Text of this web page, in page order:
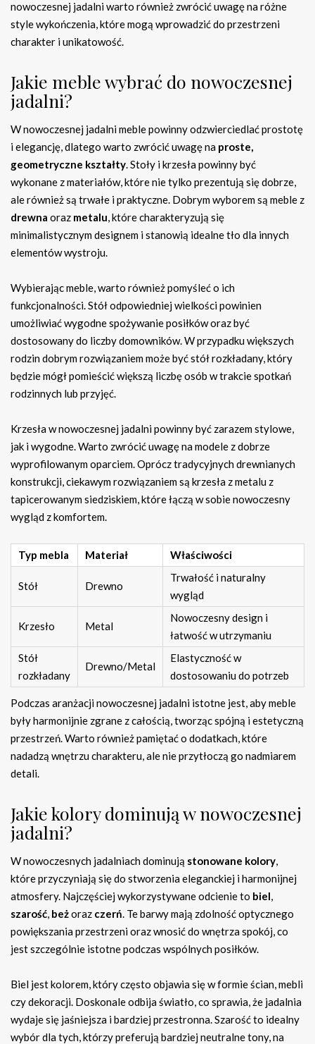
nowoczesnej jadalni warto również zwrócić uwagę na różne
style wykończenia, które mogą wprowadzić do przestrzeni
charakter i unikatowość.
Jakie meble wybrać do nowoczesnej
jadalni?
W nowoczesnej jadalni meble powinny odzwierciedlać prostotę
i elegancję, dlatego warto zwrócić uwagę na proste,
geometryczne kształty. Stoły i krzesła powinny być
wykonane z materiałów, które nie tylko prezentują się dobrze,
ale również są trwałe i praktyczne. Dobrym wyborem są meble z
drewna oraz metalu, które charakteryzują się
minimalistycznym designem i stanowią idealne tło dla innych
elementów wystroju.
Wybierając meble, warto również pomyśleć o ich
funkcjonalności. Stół odpowiedniej wielkości powinien
umożliwiać wygodne spożywanie posiłków oraz być
dostosowany do liczby domowników. W przypadku większych
rodzin dobrym rozwiązaniem może być stół rozkładany, który
będzie mógł pomieścić większą liczbę osób w trakcie spotkań
rodzinnych lub przyjęć.
Krzesła w nowoczesnej jadalni powinny być zarazem stylowe,
jak i wygodne. Warto zwrócić uwagę na modele z dobrze
wyprofilowanym oparciem. Oprócz tradycyjnych drewnianych
konstrukcji, ciekawym rozwiązaniem są krzesła z metalu z
tapicerowanym siedziskiem, które łączą w sobie nowoczesny
wygląd z komfortem.
Typ mebla Materiał Właściwości
Stół Drewno
Trwałość i naturalny
wygląd
Krzesło Metal
Nowoczesny design i
łatwość w utrzymaniu
Stół
rozkładany
Drewno/Metal
Elastyczność w
dostosowaniu do potrzeb
Podczas aranżacji nowoczesnej jadalni istotne jest, aby meble
były harmonijnie zgrane z całością, tworząc spójną i estetyczną
przestrzeń. Warto również pamiętać o dodatkach, które
nadadzą wnętrzu charakteru, ale nie przytłoczą go nadmiarem
detali.
Jakie kolory dominują w nowoczesnej
jadalni?
W nowoczesnych jadalniach dominują stonowane kolory,
które przyczyniają się do stworzenia eleganckiej i harmonijnej
atmosfery. Najczęściej wykorzystywane odcienie to biel,
szarość, beżoraz czerń. Te barwy mają zdolność optycznego
powiększania przestrzeni oraz wnosić do wnętrza spokój, co
jest szczególnie istotne podczas wspólnych posiłków.
Biel jest kolorem, który często objawia się w formie ścian, mebli
czy dekoracji. Doskonale odbija światło, co sprawia, że jadalnia
wydaje się jaśniejsza i bardziej przestronna. Szarość to idealny
wybór dla tych, którzy preferują bardziej neutralne tony, na